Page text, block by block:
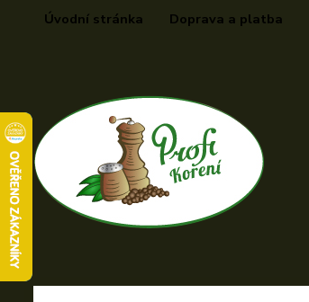
Úvodní stránka Doprava a platba